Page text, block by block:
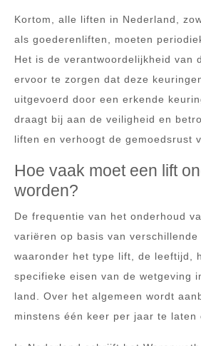
Kortom, alle liften in Nederland,
als goederenliften, moeten
Het is de verantwoordelijkheid van
ervoor te zorgen dat deze
uitgevoerd door een erkende
draagt bij aan de veiligheid en
liften en verhoogt de gemoedsrust
Hoe vaak moet een lift
worden?
De frequentie van het onderhoud
variëren op basis van verschillende
waaronder het type lift, de leeftijd,
specifieke eisen van de wetgeving
land. Over het algemeen wordt
minstens één keer per jaar te laten